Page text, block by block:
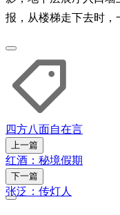
报，从楼梯走下去时，
四方八面自在言
上一篇
红酒：秘境假期
下一篇
张泛：传灯人